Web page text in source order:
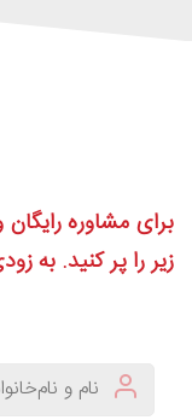
برای مشاوره
زیر را پر کنید. به